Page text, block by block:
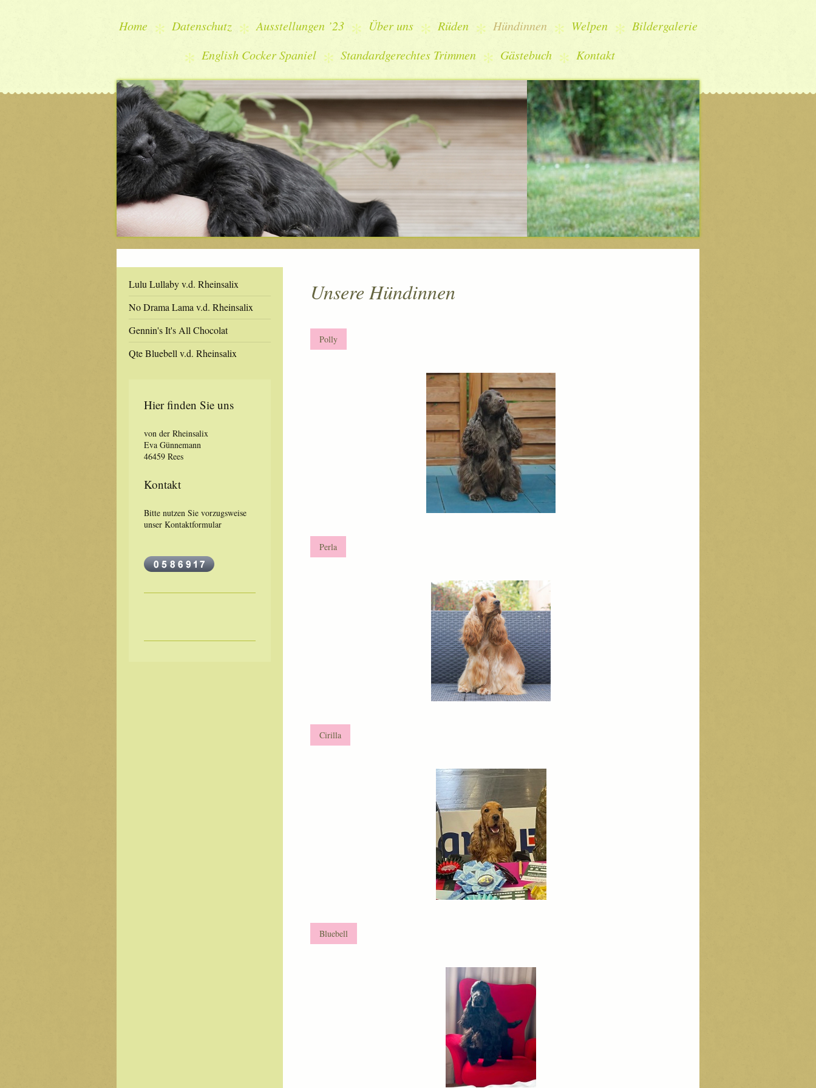
Home Datenschutz Ausstellungen ’23 Über uns Rüden Hündinnen Welpen
Bildergalerie
English Cocker Spaniel
Standardgerechtes Trimmen Gästebuch Kontakt
Unsere Hündinnen
Polly
Perla
Cirilla
Bluebell
Lulu Lullaby v.d. Rheinsalix
No Drama Lama v.d. Rheinsalix
Gennin's It's All Chocolat
Qte Bluebell v.d. Rheinsalix
Hier finden Sie uns
von der Rheinsalix
Eva Günnemann
46459 Rees
Kontakt
Bitte nutzen Sie vorzugsweise
unser Kontaktformular